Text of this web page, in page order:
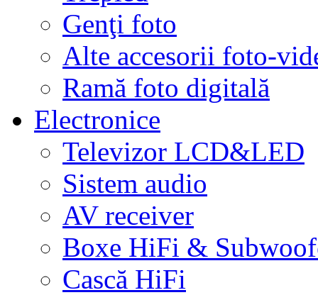
Genţi foto
Alte accesorii foto-
Ramă foto digitală
Electronice
Televizor LCD&LED
Sistem audio
AV receiver
Boxe HiFi &
Cască HiFi